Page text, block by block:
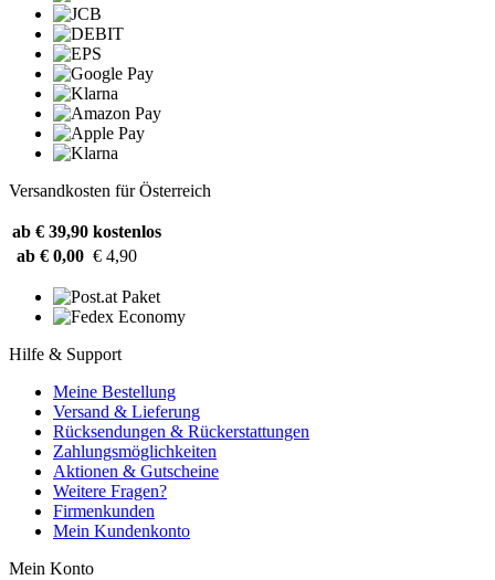
Versandkosten für Österreich
ab € 39,90 kostenlos
ab € 0,00 € 4,90
Hilfe & Support
Meine Bestellung
Versand & Lieferung
Rücksendungen & Rückerstattungen
Zahlungsmöglichkeiten
Aktionen & Gutscheine
Weitere Fragen?
Firmenkunden
Mein Kundenkonto
Mein Konto